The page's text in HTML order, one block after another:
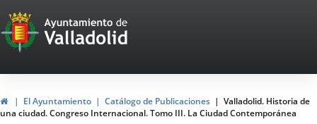
Portal
Web
del
Ayuntamiento
InicioEl Ayuntamiento Catálogo de Publicaciones
Valladolid. Historia de
una ciudad. Congreso Internacional. Tomo III. La Ciudad Contemporánea